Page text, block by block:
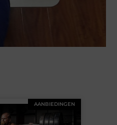
AANBIEDINGEN